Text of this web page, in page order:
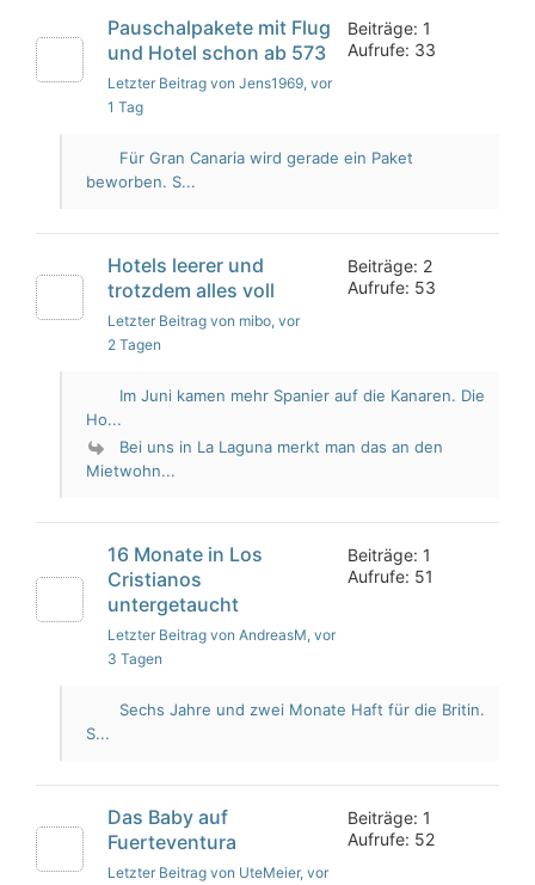
Pauschalpakete mit Flug
und Hotel schon ab 573
Letzter Beitrag von Jens1969, vor
1 Tag
Beiträge: 1
Aufrufe: 33
Für Gran Canaria wird gerade ein Paket
beworben. S...
Hotels leerer und
trotzdem alles voll
Letzter Beitrag von mibo, vor
2 Tagen
Beiträge: 2
Aufrufe: 53
Im Juni kamen mehr Spanier auf die Kanaren. Die
Ho...
Bei uns in La Laguna merkt man das an den
Mietwohn...
16 Monate in Los
Cristianos
untergetaucht
Letzter Beitrag von AndreasM, vor
3 Tagen
Beiträge: 1
Aufrufe: 51
Sechs Jahre und zwei Monate Haft für die Britin.
S...
Das Baby auf
Fuerteventura
Letzter Beitrag von UteMeier, vor
Beiträge: 1
Aufrufe: 52